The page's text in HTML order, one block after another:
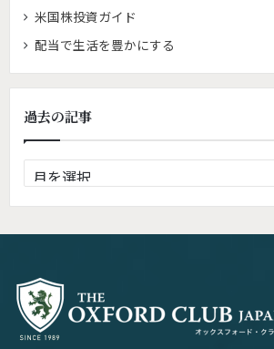
米国株投資ガイド
配当で生活を豊かにする
過去の記事
去
の